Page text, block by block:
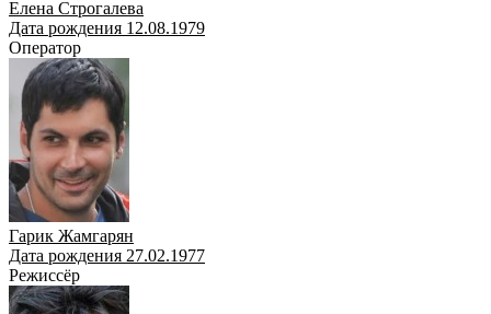
Елена Строгалева
Дата рождения 12.08.1979
Оператор
Гарик Жамгарян
Дата рождения 27.02.1977
Режиссёр